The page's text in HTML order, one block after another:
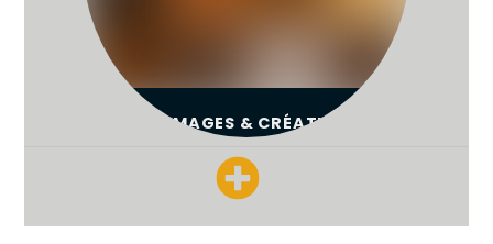
FROMAGES & CRÉATIONS